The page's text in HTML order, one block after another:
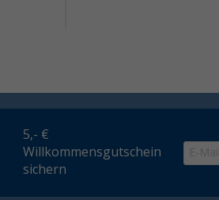
5,- €
Willkommensgutschein
sichern